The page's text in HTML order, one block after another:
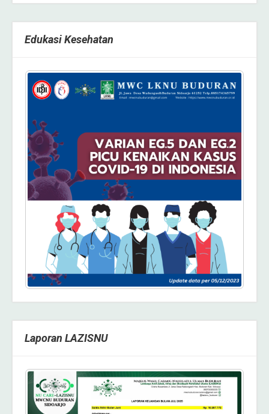
Edukasi Kesehatan
Laporan LAZISNU